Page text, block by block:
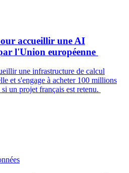
accueillir une AI
l'Union européenne
une infrastructure de calcul
et s'engage à acheter 100 millions
un projet français est retenu.